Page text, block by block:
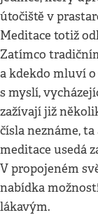
útočiště v
Meditace totiž
Zatímco
a kdekdo mluví o
s myslí,
zažívají již
čísla neznáme,
meditace usedá
V propojeném
nabídka
lákavým.